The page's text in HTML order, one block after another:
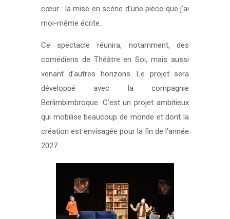
cœur : la mise en scène d’une pièce que j’ai
moi-même écrite.
Ce spectacle réunira, notamment, des
comédiens de Théâtre en Soi, mais aussi
venant d’autres horizons. Le projet sera
développé avec la compagnie
Berlimbimbroque. C’est un projet ambitieux
qui mobilise beaucoup de monde et dont la
création est envisagée pour la fin de l’année
2027.